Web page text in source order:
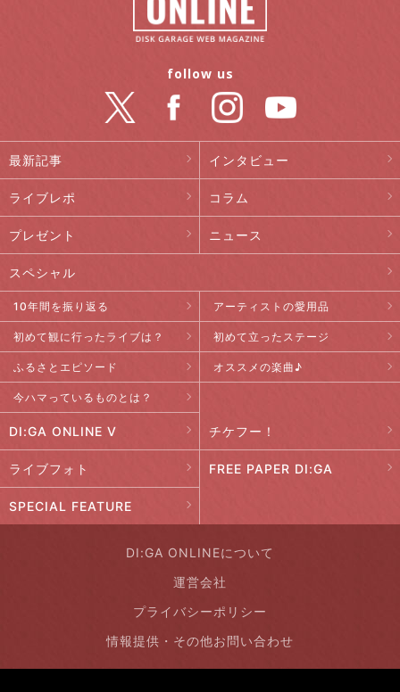
最新記事 インタビュー
ライブレポ コラム
プレゼント ニュース
スペシャル
10年間を振り返る アーティストの愛用品
初めて観に行ったライブは？ 初めて立ったステージ
ふるさとエピソード オススメの楽曲♪
今ハマっているものとは？
DI:GA ONLINE V チケフー！
ライブフォト FREE PAPER DI:GA
SPECIAL FEATURE
follow us
DI:GA ONLINEについて
運営会社
プライバシーポリシー
情報提供・その他お問い合わせ